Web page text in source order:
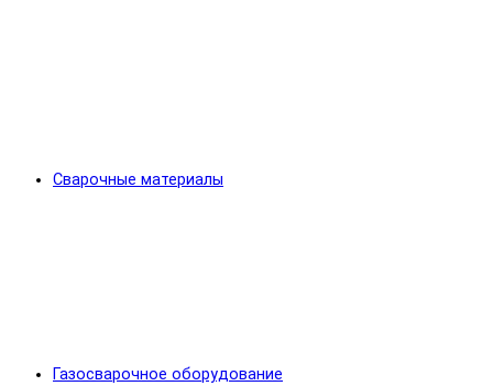
Сварочные материалы
Газосварочное оборудование